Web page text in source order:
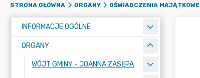
STRONA GŁÓWNA ORGANY OŚWIADCZENIA MAJĄTKOWE
INFORMACJE OGÓLNE
ORGANY
WÓJT GMINY - JOANNA ZASĘPA